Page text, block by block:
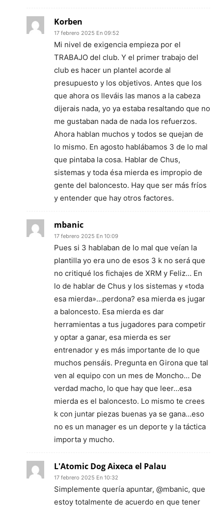
Korben
17 febrero 2025 En 09:52
Mi nivel de exigencia empieza por el
TRABAJO del club. Y el primer trabajo del
club es hacer un plantel acorde al
presupuesto y los objetivos. Antes que los
que ahora os lleváis las manos a la cabeza
dijerais nada, yo ya estaba resaltando que no
me gustaban nada de nada los refuerzos.
Ahora hablan muchos y todos se quejan de
lo mismo. En agosto hablábamos 3 de lo mal
que pintaba la cosa. Hablar de Chus,
sistemas y toda ésa mierda es impropio de
gente del baloncesto. Hay que ser más fríos
y entender que hay otros factores.
mbanic
17 febrero 2025 En 10:09
Pues si 3 hablaban de lo mal que veían la
plantilla yo era uno de esos 3 k no será que
no critiqué los fichajes de XRM y Feliz… En
lo de hablar de Chus y los sistemas y «toda
esa mierda»…perdona? esa mierda es jugar
a baloncesto. Esa mierda es dar
herramientas a tus jugadores para competir
y optar a ganar, esa mierda es ser
entrenador y es más importante de lo que
muchos pensáis. Pregunta en Girona que tal
ven al equipo con un mes de Moncho… De
verdad macho, lo que hay que leer…esa
mierda es el baloncesto. Lo mismo te crees
k con juntar piezas buenas ya se gana…eso
no es un manager es un deporte y la táctica
importa y mucho.
L'Atomic Dog Aixeca el Palau
17 febrero 2025 En 10:32
Simplemente quería apuntar, @mbanic, que
estoy totalmente de acuerdo en que tener